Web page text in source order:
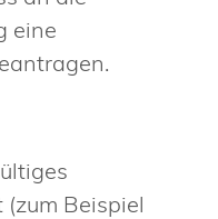
eine
Beispiel